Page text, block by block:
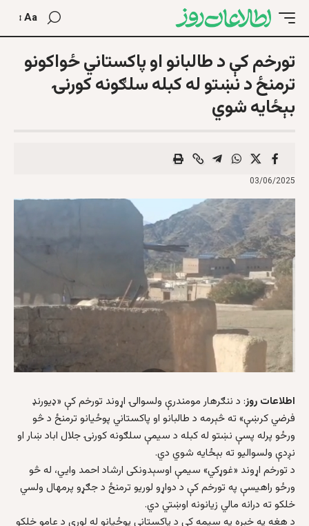
Aa
تورخم کې د طالبانو او پاکستاني ځواکونو
ترمنځ د نښتو له کبله سلګونه کورنۍ
بېځایه شوي
03/06/2025
اطلاعات روز: د ننګرهار مومندرې ولسوالۍ اړوند تورخم کې «ډیورنډ
فرضي کرښې» ته څېرمه د طالبانو او پاکستاني پوځیانو ترمنځ د څو
ورځو پرله پسې نښتو له کبله د سیمې سلګونه کورنۍ جلال اباد ښار او
نږدې ولسوالیو ته بېځایه شوي دي.
د تورخم اړوند «غوړکي» سیمې اوسېدونکی ارشاد احمد وایي، له څو
ورځو راهیسې په تورخم کې د دواړو لوریو ترمنځ د جګړو پرمهال ولسي
خلکو ته درانه مالي زیانونه اوښتي دي.
د هغه په خبره په سیمه کې د پاکستاني پوځیانو له لوري د عامو خلکو